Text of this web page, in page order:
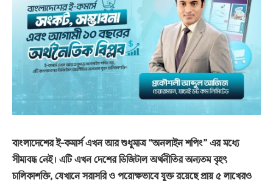
বাংলাদেশের ই-কমার্স এখন আর শুধুমাত্র “অনলাইন শপিং” এর মধ্যে
সীমাবদ্ধ নেই। এটি এখন দেশের ডিজিটাল অর্থনীতির অন্যতম বৃহৎ
চালিকাশক্তি, যেখানে সরাসরি ও পরোক্ষভাবে যুক্ত রয়েছে প্রায় ৫ লাখেরও